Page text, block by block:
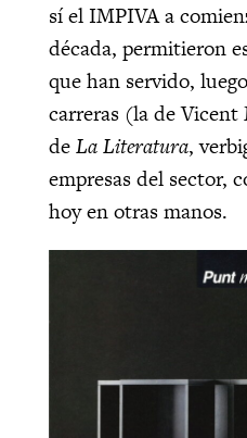
sí el IMPIVA a
década, permitieron
que han servido,
carreras (la de
deLa Literatura,
empresas del sector,
hoy en otras manos.